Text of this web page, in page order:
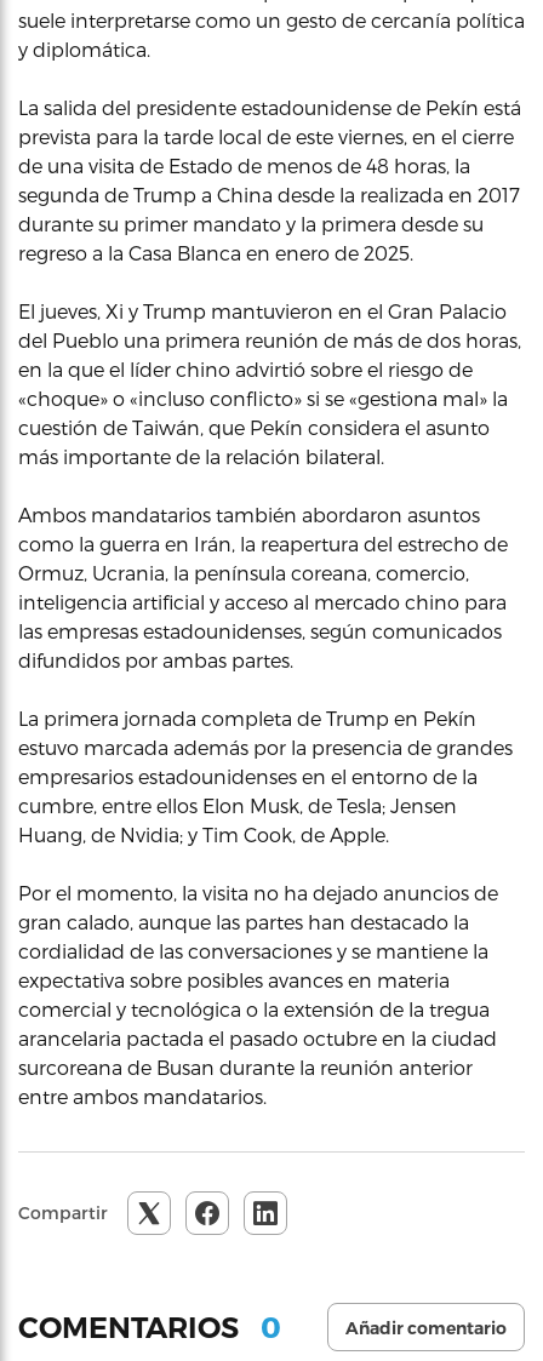
suele interpretarse como un gesto de cercanía política
y diplomática.
La salida del presidente estadounidense de Pekín está
prevista para la tarde local de este viernes, en el cierre
de una visita de Estado de menos de 48 horas, la
segunda de Trump a China desde la realizada en 2017
durante su primer mandato y la primera desde su
regreso a la Casa Blanca en enero de 2025.
El jueves, Xi y Trump mantuvieron en el Gran Palacio
del Pueblo una primera reunión de más de dos horas,
en la que el líder chino advirtió sobre el riesgo de
«choque» o «incluso conflicto» si se «gestiona mal» la
cuestión de Taiwán, que Pekín considera el asunto
más importante de la relación bilateral.
Ambos mandatarios también abordaron asuntos
como la guerra en Irán, la reapertura del estrecho de
Ormuz, Ucrania, la península coreana, comercio,
inteligencia artificial y acceso al mercado chino para
las empresas estadounidenses, según comunicados
difundidos por ambas partes.
La primera jornada completa de Trump en Pekín
estuvo marcada además por la presencia de grandes
empresarios estadounidenses en el entorno de la
cumbre, entre ellos Elon Musk, de Tesla; Jensen
Huang, de Nvidia; y Tim Cook, de Apple.
Por el momento, la visita no ha dejado anuncios de
gran calado, aunque las partes han destacado la
cordialidad de las conversaciones y se mantiene la
expectativa sobre posibles avances en materia
comercial y tecnológica o la extensión de la tregua
arancelaria pactada el pasado octubre en la ciudad
surcoreana de Busan durante la reunión anterior
entre ambos mandatarios.
Compartir
COMENTARIOS 0 Añadir comentario